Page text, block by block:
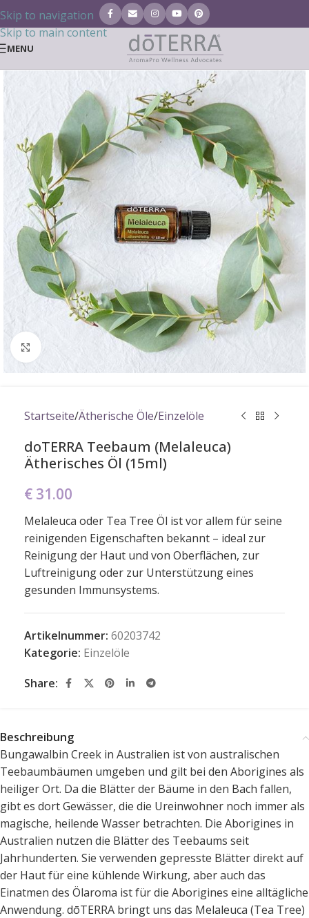
Skip to navigation
Skip to main content
MENU
Click to enlarge
Startseite/Ätherische Öle/Einzelöle
doTERRA Teebaum (Melaleuca)
Ätherisches Öl (15ml)
€ 31.00
Melaleuca oder Tea Tree Öl ist vor allem für seine
reinigenden Eigenschaften bekannt – ideal zur
Reinigung der Haut und von Oberflächen, zur
Luftreinigung oder zur Unterstützung eines
gesunden Immunsystems.
Artikelnummer: 60203742
Kategorie: Einzelöle
Share:
Beschreibung
Bungawalbin Creek in Australien ist von australischen
Teebaumbäumen umgeben und gilt bei den Aborigines als
heiliger Ort. Da die Blätter der Bäume in den Bach fallen,
gibt es dort Gewässer, die die Ureinwohner noch immer als
magische, heilende Wasser betrachten. Die Aborigines in
Australien nutzen die Blätter des Teebaums seit
Jahrhunderten. Sie verwenden gepresste Blätter direkt auf
der Haut für eine kühlende Wirkung, aber auch das
Einatmen des Ölaroma ist für die Aborigines eine alltägliche
Anwendung. dōTERRA bringt uns das Melaleuca (Tea Tree)